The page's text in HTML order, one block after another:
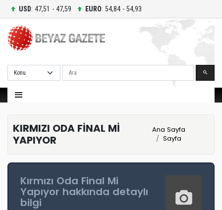
USD: 47,51 - 47,59 EURO: 54,84 - 54,93
Ara
KIRMIZI ODA FİNAL Mİ
YAPIYOR
Ana Sayfa
Sayfa
Kırmızı Oda Final Mi
Yapıyor hakkında detaylı
bilgi